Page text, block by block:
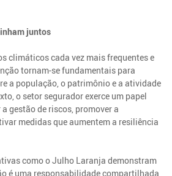
juntos
climáticos cada vez mais frequentes e
tornam-se fundamentais para
a população, o patrimônio e a atividade
o setor segurador exerce um papel
gestão de riscos, promover a
medidas que aumentem a resiliência
como o Julho Laranja demonstram
é uma responsabilidade compartilhada